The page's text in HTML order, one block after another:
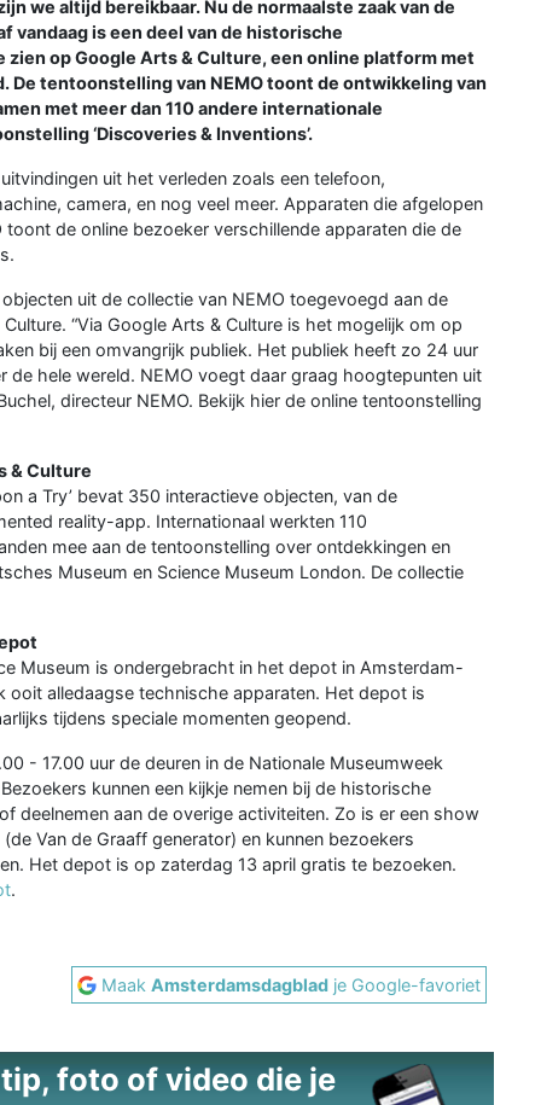
we altijd bereikbaar. Nu de normaalste zaak van de
vandaag is een deel van de historische
op Google Arts & Culture, een online platform met
tentoonstelling van NEMO toont de ontwikkeling van
met meer dan 110 andere internationale
‘Discoveries & Inventions’.
uit het verleden zoals een telefoon,
camera, en nog veel meer. Apparaten die afgelopen
de online bezoeker verschillende apparaten die de
uit de collectie van NEMO toegevoegd aan de
“Via Google Arts & Culture is het mogelijk om op
bij een omvangrijk publiek. Het publiek heeft zo 24 uur
hele wereld. NEMO voegt daar graag hoogtepunten uit
directeur NEMO. Bekijk hier de online tentoonstelling
& Culture
a Try’ bevat 350 interactieve objecten, van de
reality-app. Internationaal werkten 110
mee aan de tentoonstelling over ontdekkingen en
Museum en Science Museum London. De collectie
Museum is ondergebracht in het depot in Amsterdam-
alledaagse technische apparaten. Het depot is
tijdens speciale momenten geopend.
- 17.00 uur de deuren in de Nationale Museumweek
kunnen een kijkje nemen bij de historische
deelnemen aan de overige activiteiten. Zo is er een show
Van de Graaff generator) en kunnen bezoekers
Het depot is op zaterdag 13 april gratis te bezoeken.
.
MaakAmsterdamsdagblad je Google-favoriet
foto of video die je